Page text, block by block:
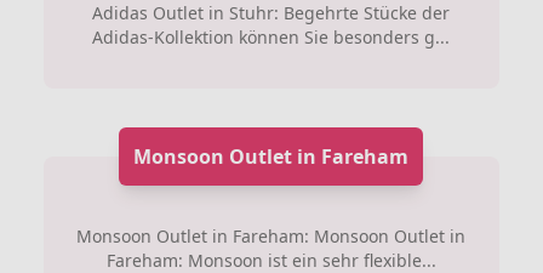
Adidas Outlet in Stuhr: Begehrte Stücke der
Adidas-Kollektion können Sie besonders g...
Monsoon Outlet in Fareham
Monsoon Outlet in Fareham: Monsoon Outlet in
Fareham: Monsoon ist ein sehr flexible...